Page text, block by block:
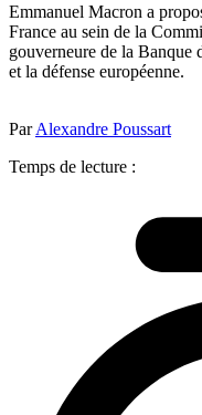
Emmanuel Macron a
France au sein de la
gouverneure de la Banque
et la défense européenne.
ParAlexandre Poussart
Temps de lecture :